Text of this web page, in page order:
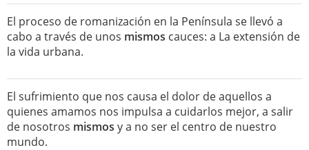
El proceso de romanización en la Península se llevó a
cabo a través de unos mismos cauces: a La extensión de
la vida urbana.
El sufrimiento que nos causa el dolor de aquellos a
quienes amamos nos impulsa a cuidarlos mejor, a salir
de nosotros mismos y a no ser el centro de nuestro
mundo.